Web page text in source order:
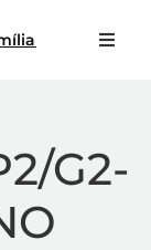
G2-